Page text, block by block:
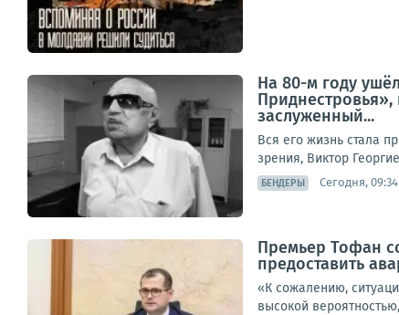
На 80-м году
заслуженный...
Вся его жизнь стала
зрения, Виктор
БЕНДЕРЫ Сегодня, 09:34
Премьер Тофан
предоставить
«К сожалению,
высокой